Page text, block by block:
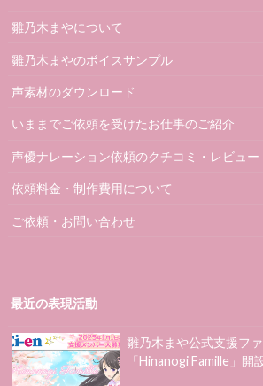
雛乃木まやについて
雛乃木まやのボイスサンプル
声素材のダウンロード
いままでご依頼を受けたお仕事のご紹介
声優ナレーション依頼のクチコミ・レビュー
依頼料金・制作費用について
ご依頼・お問い合わせ
最近の表現活動
雛乃木まや公式支援フ
「Hinanogi Famille」開